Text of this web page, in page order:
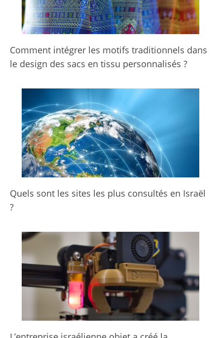
Comment intégrer les motifs traditionnels dans
le design des sacs en tissu personnalisés ?
Quels sont les sites les plus consultés en Israël
?